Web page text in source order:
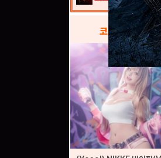
코스프레 갤러리